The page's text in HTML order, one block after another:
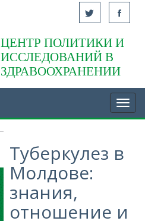
Acasă
ЦЕНТР ПОЛИТИКИ И
ИССЛЕДОВАНИЙ В
ЗДРАВООХРАНЕНИИ
Туберкулез в
Молдове:
знания,
отношение и